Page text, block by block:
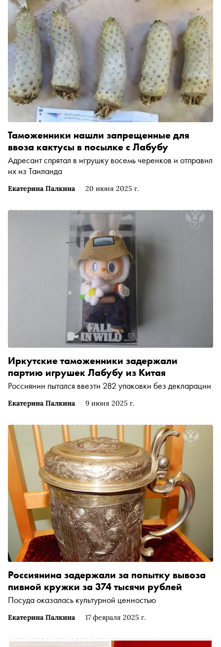
Екатерина Палкина 20 июня 2025 г.
Таможенники нашли запрещенные для
ввоза кактусы в посылке с Лабубу
Адресант спрятал в игрушку восемь черенков и отправил
их из Таиланда
Екатерина Палкина 9 июня 2025 г.
Иркутские таможенники задержали
партию игрушек Лабубу из Китая
Россиянин пытался ввезти 282 упаковки без декларации
Екатерина Палкина 17 февраля 2025 г.
Россиянина задержали за попытку вывоза
пивной кружки за 374 тысячи рублей
Посуда оказалась культурной ценностью